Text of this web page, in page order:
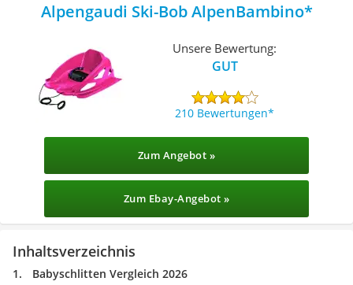
Alpengaudi Ski-Bob AlpenBambino
Unsere Bewertung:
GUT
210 Bewertungen
Zum Angebot »
Zum Ebay-Angebot »
Inhaltsverzeichnis
Babyschlitten Vergleich 2026